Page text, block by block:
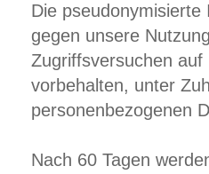
Die
gegen unsere
Zugriffsversuchen
vorbehalten, unter
personenbezogenen
Nach 60 Tagen